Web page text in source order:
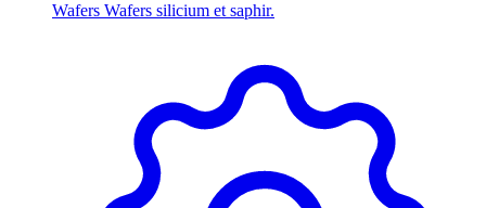
Wafers Wafers silicium et saphir.